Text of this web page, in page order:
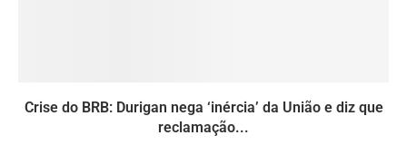
Crise do BRB: Durigan nega ‘inércia’ da União e diz que
reclamação...